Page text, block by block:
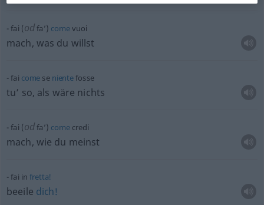
fai (odfa’) comevuoi
mach, was du willst
fai come se nientefosse
tu’ so, als wäre nichts
fai (odfa’) comecredi
mach, wie du meinst
fai infretta!
beeile dich!